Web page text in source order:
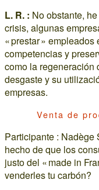
L. R. : No obstante,
crisis, algunas
« prestar »
competencias y
como la regeneración
desgaste y su
empresas.
Venta de
Participante : Nadège
hecho de que los
justo del « made in
venderles tu carbón?